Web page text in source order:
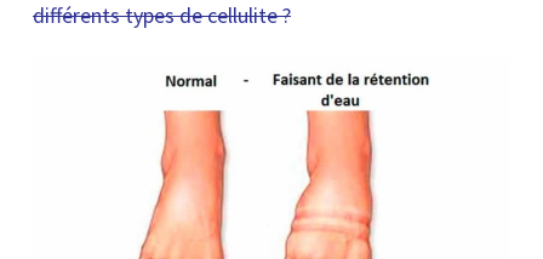
différents types de cellulite ?